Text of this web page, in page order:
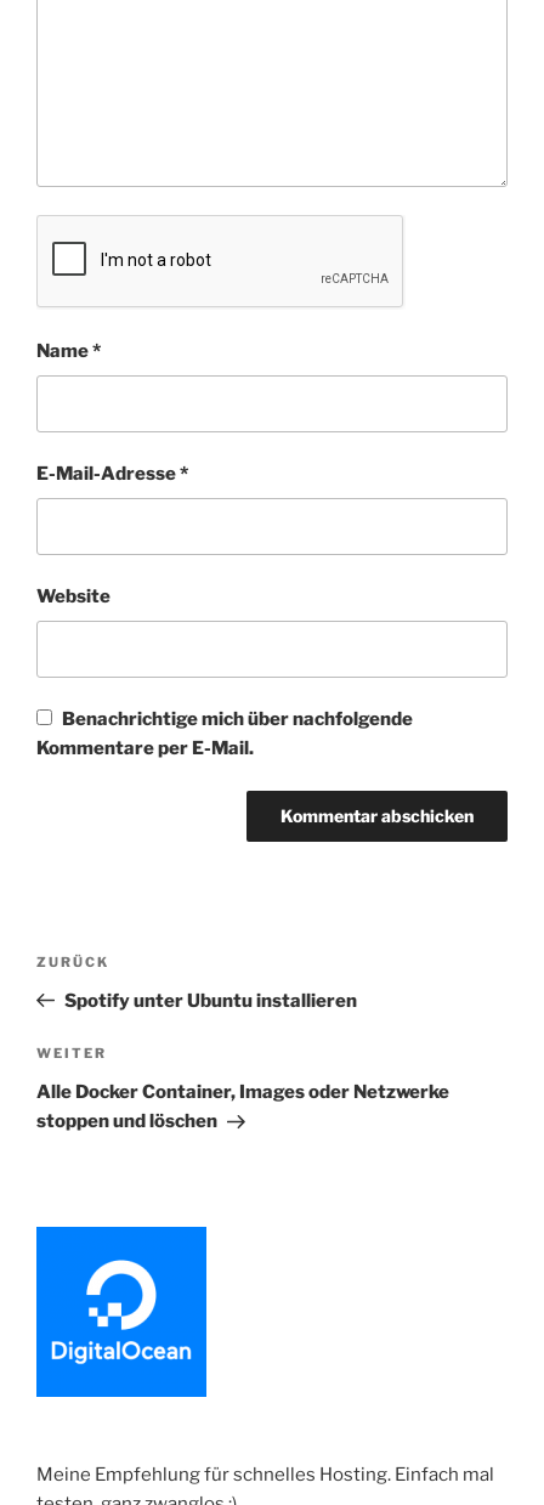
Name*
E-Mail-Adresse*
Website
Benachrichtige mich über nachfolgende
Kommentare per E-Mail.
Beitragsnavigation
Vorheriger
Beitrag
ZURÜCK
Spotify unter Ubuntu installieren
Nächster
Beitrag
WEITER
Alle Docker Container, Images oder Netzwerke
stoppen und löschen
Meine Empfehlung für schnelles Hosting. Einfach mal